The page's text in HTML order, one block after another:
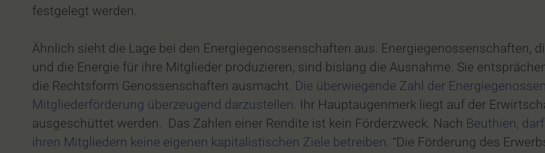
festgelegt werden.
Ähnlich sieht die Lage bei den Energiegenossenschaften aus. Energiegenossenschaften,
und die Energie für ihre Mitglieder produzieren, sind bislang die Ausnahme. Sie
die Rechtsform Genossenschaften ausmacht. Die überwiegende Zahl der
Mitgliederförderung überzeugend darzustellen. Ihr Hauptaugenmerk liegt auf der
ausgeschüttet werden. Das Zahlen einer Rendite ist kein Förderzweck. Nach Beuthien,
ihren Mitgliedern keine eigenen kapitalistischen Ziele betreiben. “Die Förderung des